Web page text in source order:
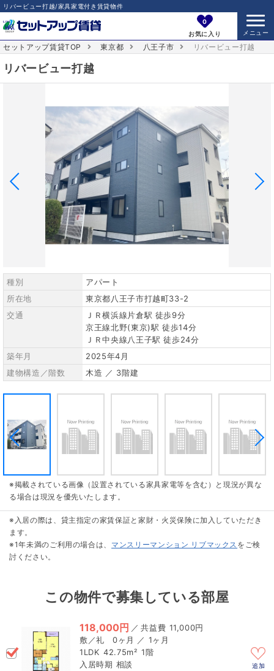
リバービュー打越/家具家電付き賃貸物件
0
お気に入り
セットアップ賃貸TOP 東京都 八王子市 リバービュー打越
リバービュー打越
種別
アパート
所在地
東京都八王子市打越町33-2
交通
ＪＲ横浜線片倉駅 徒歩9分
京王線北野(東京)駅 徒歩14分
ＪＲ中央線八王子駅 徒歩24分
築年月
2025年4月
建物構造／階数
木造 ／ 3階建
※掲載されている画像（設置されている家具家電等を含む）と現況が異な
る場合は現況を優先いたします。
※入居の際は、貸主指定の家賃保証と家財・火災保険に加入していただき
ます。
※1年未満のご利用の場合は、 マンスリーマンション リブマックス をご検
討ください。
この物件で募集している部屋
118,000円 ／
11,000円
0ヶ月 ／ 1ヶ月
1LDK 42.75m² 1階
相談
追加